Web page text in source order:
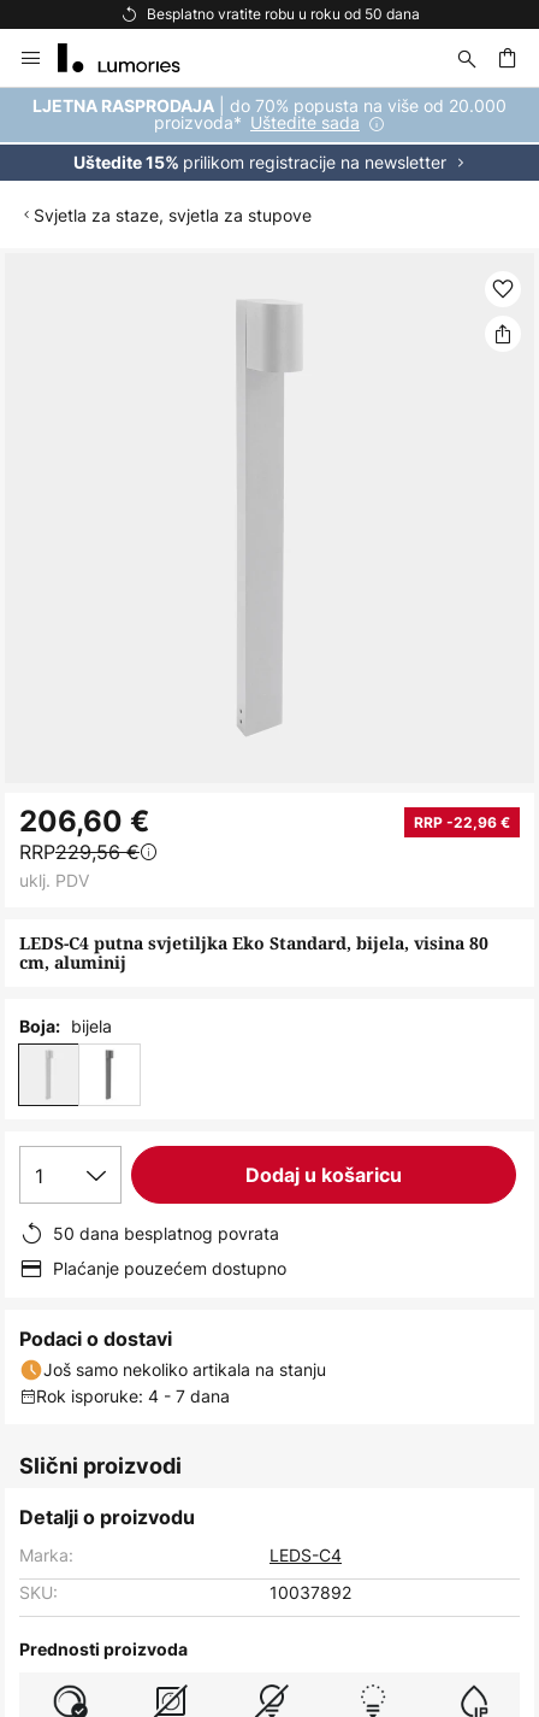
Besplatno vratite robu u roku od 50 dana
to
Content
LJETNA RASPRODAJA | do 70% popusta na više od 20.000
proizvoda* Uštedite sada
Uštedite 15% prilikom registracije na newsletter
Svjetla za staze, svjetla za stupove
to
the
beginning
the
images
LEDS-C4 putna svjetiljka Eko Standard, bijela, visina 80
cm, aluminij
206,60 € RRP -22,96 €
RRP229,56 €
uklj. PDV
Boja: bijela
1 Dodaj u košaricu
50 dana besplatnog povrata
Plaćanje pouzećem dostupno
Podaci o dostavi
Još samo nekoliko artikala na stanju
Rok isporuke: 4 - 7 dana
Slični proizvodi
Detalji o proizvodu
Marka:
LEDS-C4
SKU:
10037892
Prednosti proizvoda